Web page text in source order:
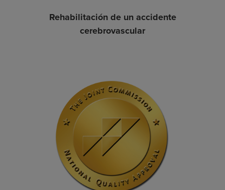
Rehabilitación de un accidente
cerebrovascular